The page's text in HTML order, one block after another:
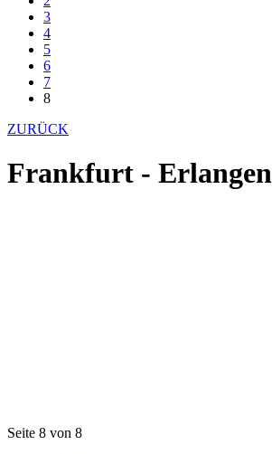
3
4
5
6
7
8
ZURÜCK
Frankfurt - Erlangen
Seite 8 von 8